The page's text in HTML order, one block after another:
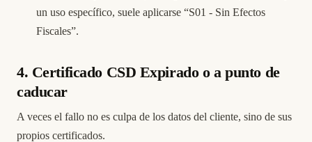
un uso específico, suele aplicarse “S01 - Sin Efectos
Fiscales”.
4. Certificado CSD Expirado o a punto de
caducar
A veces el fallo no es culpa de los datos del cliente, sino de sus
propios certificados.